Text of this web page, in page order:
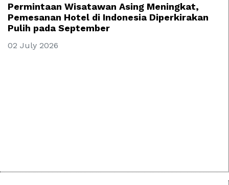
Permintaan Wisatawan Asing Meningkat,
Pemesanan Hotel di Indonesia Diperkirakan
Pulih pada September
02 July 2026